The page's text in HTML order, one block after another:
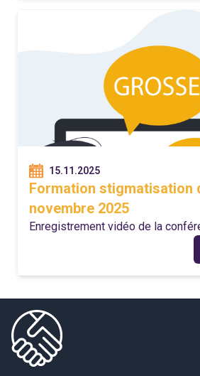
15.11.2025
Formation stigmatisation
novembre 2025
Enregistrement vidéo de la